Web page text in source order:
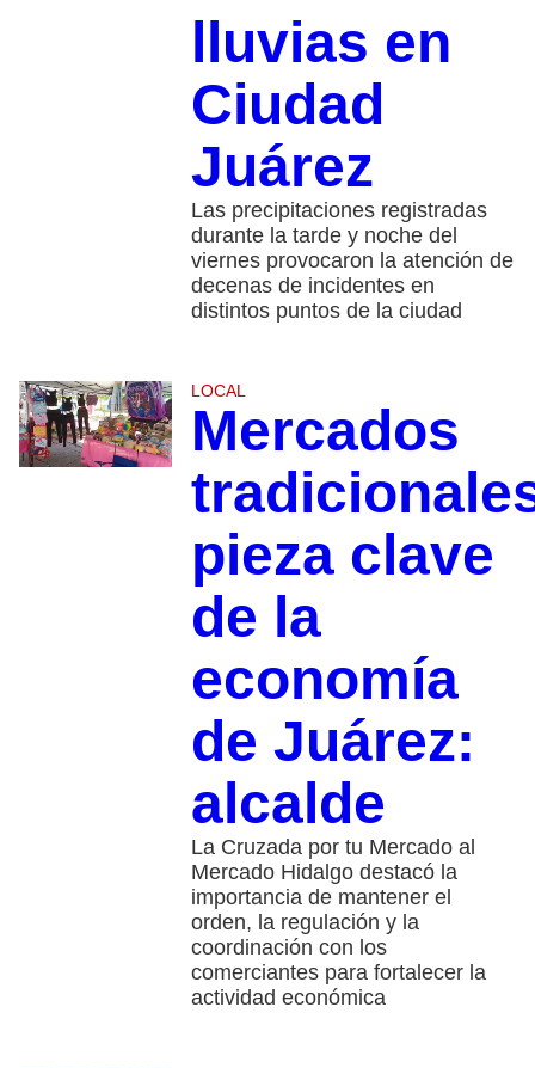
lluvias en
Ciudad
Juárez
Las precipitaciones registradas
durante la tarde y noche del
viernes provocaron la atención de
decenas de incidentes en
distintos puntos de la ciudad
LOCAL
Mercados
pieza clave
de la
economía
de Juárez:
alcalde
La Cruzada por tu Mercado al
Mercado Hidalgo destacó la
importancia de mantener el
orden, la regulación y la
coordinación con los
comerciantes para fortalecer la
actividad económica